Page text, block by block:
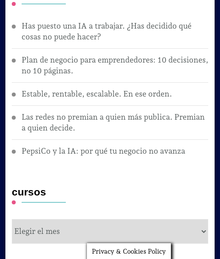
Has puesto una IA a trabajar. ¿Has decidido qué
cosas no puede hacer?
Plan de negocio para emprendedores: 10 decisiones,
no 10 páginas.
Estable, rentable, escalable. En ese orden.
Las redes no premian a quien más publica. Premian
a quien decide.
PepsiCo y la IA: por qué tu negocio no avanza
cursos
Privacy & Cookies Policy